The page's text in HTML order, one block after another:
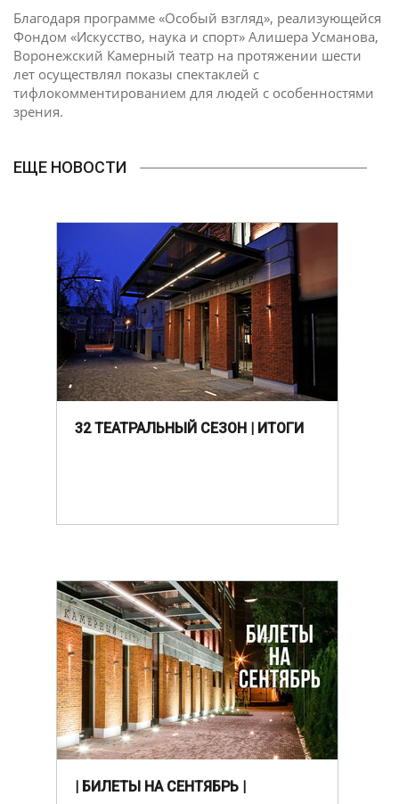
Благодаря программе «Особый взгляд», реализующейся
Фондом «Искусство, наука и спорт» Алишера Усманова,
Воронежский Камерный театр на протяжении шести
лет осуществлял показы спектаклей с
тифлокомментированием для людей с особенностями
зрения.
ЕЩЕ НОВОСТИ
32 ТЕАТРАЛЬНЫЙ СЕЗОН | ИТОГИ
| БИЛЕТЫ НА СЕНТЯБРЬ |